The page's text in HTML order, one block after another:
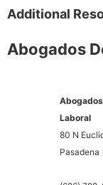
Additional
Abogados
Laboral
80 N
Pasadena